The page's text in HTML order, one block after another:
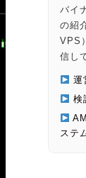
バイ
の紹
VPS
信し
運
検
ステ